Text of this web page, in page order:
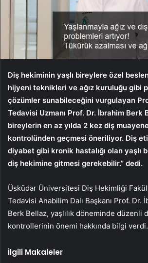
Diş hekiminin yaşlı bireylere özel
hijyeni teknikleri ve ağız kuruluğu gibi
çözümler sunabileceğini vurgulayan
Tedavisi Uzmanı Prof. Dr. İbrahim Berk
bireylerin en az yılda 2 kez diş
kontrolünden geçmesi öneriliyor. Diş eti
diyabet gibi kronik hastalığı olan yaşlı
diş hekimine gitmesi gerekebilir.” dedi.
Üsküdar Üniversitesi Diş Hekimliği
Tedavisi Anabilim Dalı Başkanı Prof. Dr.
Berk Bellaz, yaşlılık döneminde düzenli
kontrollerinin önemi hakkında bilgi verdi.
İlgili Makaleler